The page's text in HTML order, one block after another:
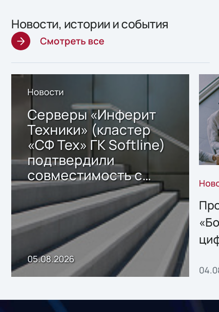
Новости, истории и события
Смотреть все
Новости
Серверы «Инферит
Техники» (кластер
«СФ Тех» ГК Softline)
подтвердили
совместимость с
решением Sharx
Storage 2.x для
хранения данных
05.08.2026